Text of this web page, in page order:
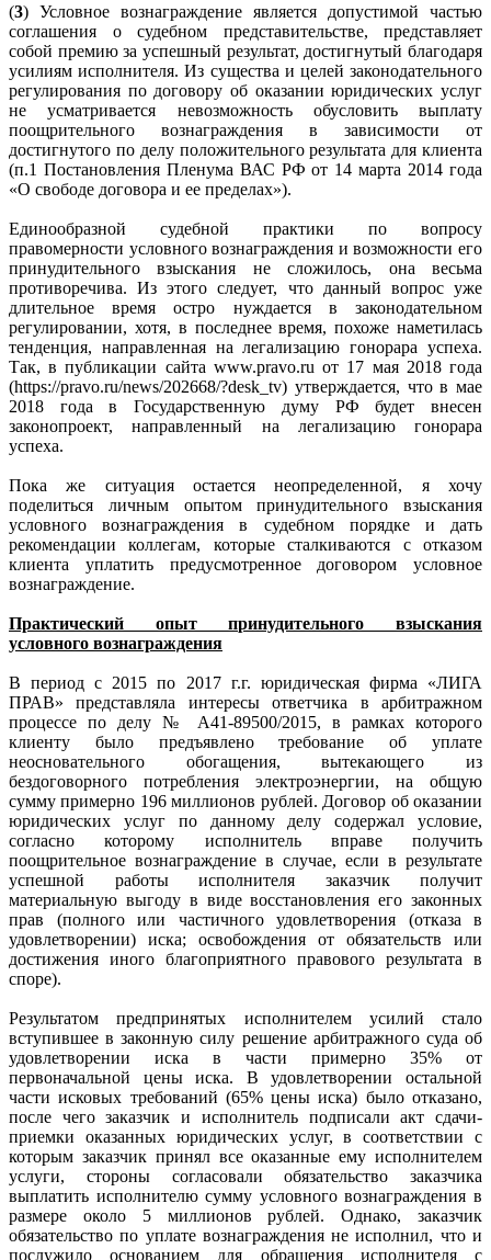
(3) Условное вознаграждение является допустимой частью
соглашения о судебном представительстве, представляет
собой премию за успешный результат, достигнутый благодаря
усилиям исполнителя. Из существа и целей законодательного
регулирования по договору об оказании юридических услуг
не усматривается невозможность обусловить выплату
поощрительного вознаграждения в зависимости от
достигнутого по делу положительного результата для клиента
(п.1 Постановления Пленума ВАС РФ от 14 марта 2014 года
«О свободе договора и ее пределах»).
Единообразной судебной практики по вопросу
правомерности условного вознаграждения и возможности его
принудительного взыскания не сложилось, она весьма
противоречива. Из этого следует, что данный вопрос уже
длительное время остро нуждается в законодательном
регулировании, хотя, в последнее время, похоже наметилась
тенденция, направленная на легализацию гонорара успеха.
Так, в публикации сайта www.pravo.ru от 17 мая 2018 года
(https://pravo.ru/news/202668/?desk_tv) утверждается, что в мае
2018 года в Государственную думу РФ будет внесен
законопроект, направленный на легализацию гонорара
успеха.
Пока же ситуация остается неопределенной, я хочу
поделиться личным опытом принудительного взыскания
условного вознаграждения в судебном порядке и дать
рекомендации коллегам, которые сталкиваются с отказом
клиента уплатить предусмотренное договором условное
вознаграждение.
Практический опыт принудительного взыскания
условного вознаграждения
В период с 2015 по 2017 г.г. юридическая фирма «ЛИГА
ПРАВ» представляла интересы ответчика в арбитражном
процессе по делу № А41-89500/2015, в рамках которого
клиенту было предъявлено требование об уплате
неосновательного обогащения, вытекающего из
бездоговорного потребления электроэнергии, на общую
сумму примерно 196 миллионов рублей. Договор об оказании
юридических услуг по данному делу содержал условие,
согласно которому исполнитель вправе получить
поощрительное вознаграждение в случае, если в результате
успешной работы исполнителя заказчик получит
материальную выгоду в виде восстановления его законных
прав (полного или частичного удовлетворения (отказа в
удовлетворении) иска; освобождения от обязательств или
достижения иного благоприятного правового результата в
споре).
Результатом предпринятых исполнителем усилий стало
вступившее в законную силу решение арбитражного суда об
удовлетворении иска в части примерно 35% от
первоначальной цены иска. В удовлетворении остальной
части исковых требований (65% цены иска) было отказано,
после чего заказчик и исполнитель подписали акт сдачи-
приемки оказанных юридических услуг, в соответствии с
которым заказчик принял все оказанные ему исполнителем
услуги, стороны согласовали обязательство заказчика
выплатить исполнителю сумму условного вознаграждения в
размере около 5 миллионов рублей. Однако, заказчик
обязательство по уплате вознаграждения не исполнил, что и
послужило основанием для обращения исполнителя с